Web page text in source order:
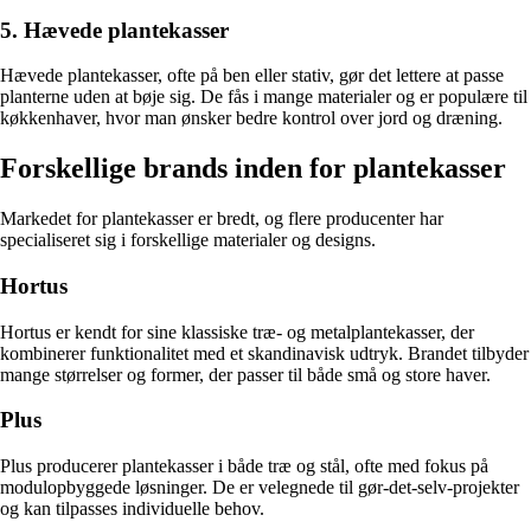
5. Hævede plantekasser
Hævede plantekasser, ofte på ben eller stativ, gør det lettere at passe
planterne uden at bøje sig. De fås i mange materialer og er populære til
køkkenhaver, hvor man ønsker bedre kontrol over jord og dræning.
Forskellige brands inden for plantekasser
Markedet for plantekasser er bredt, og flere producenter har
specialiseret sig i forskellige materialer og designs.
Hortus
Hortus er kendt for sine klassiske træ- og metalplantekasser, der
kombinerer funktionalitet med et skandinavisk udtryk. Brandet tilbyder
mange størrelser og former, der passer til både små og store haver.
Plus
Plus producerer plantekasser i både træ og stål, ofte med fokus på
modulopbyggede løsninger. De er velegnede til gør-det-selv-projekter
og kan tilpasses individuelle behov.